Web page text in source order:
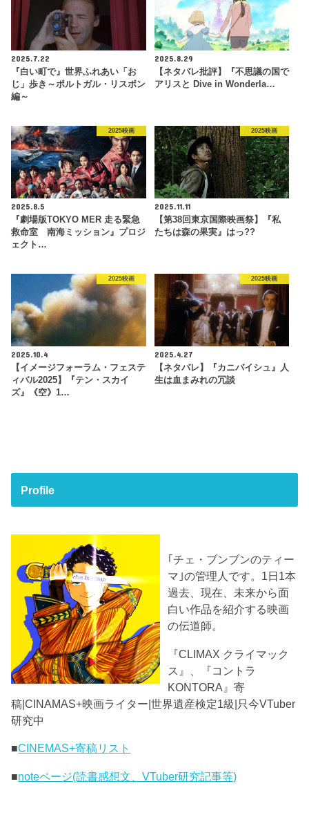
2025.7.22
『白い町で』世界ふれあい「お
じ」歩き～ポルトガル・リスボン
編～
2025.8.29
【ネタバレ批評】『不思議の国で
アリスと Dive in Wonderla…
2025映画
2025.8.5
『劇場版TOKYO MER 走る緊急
救命室 南海ミッション』プロジ
ェクト…
2025映画
2025.11.11
【第38回東京国際映画祭】『私
たちは森の果実』はっ??
2025映画
2025.10.4
【イメージフォーラム・フェステ
ィバル2025】『テン・スカイ
ズ』《空》1…
2025映画
2025.4.27
【ネタバレ】『カニバイシュ』人
生は血まみれの冗談
Profile
｢チェ・ブンブンのティー
マ｣の管理人です。1日1本
過去、現在、未来から面
白い作品を紹介する映画
の伝道師。
『CLIMAX クライマック
ス』、『コントラ
KONTORA』寄
稿|CINAMAS+映画ライター|世界遺産検定1級|只今VTuber
研究中
■CINEMAS+寄稿リスト
■noteページ(読書感想文、VTuber研究記事等)